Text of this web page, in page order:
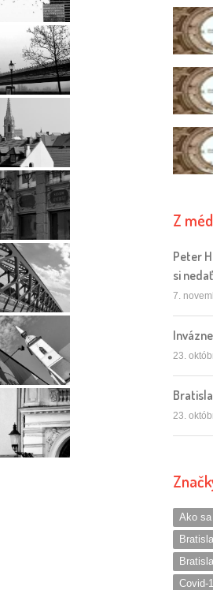
Z
Peter
si
7.
23.
23.
Ako
Covid-